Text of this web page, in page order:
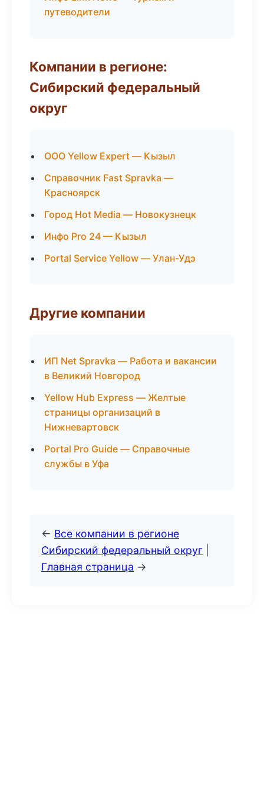
путеводители
Компании в регионе:
Сибирский федеральный
округ
ООО Yellow Expert — Кызыл
Справочник Fast Spravka —
Красноярск
Город Hot Media — Новокузнецк
Инфо Pro 24 — Кызыл
Portal Service Yellow — Улан-Удэ
Другие компании
ИП Net Spravka — Работа и вакансии
в Великий Новгород
Yellow Hub Express — Желтые
страницы организаций в
Нижневартовск
Portal Pro Guide — Справочные
службы в Уфа
← Все компании в регионе
Сибирский федеральный округ
Главная страница →